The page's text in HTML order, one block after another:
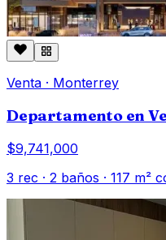
Venta · Monterrey
Departamento en
$9,741,000
3 rec · 2 baños · 117 m²